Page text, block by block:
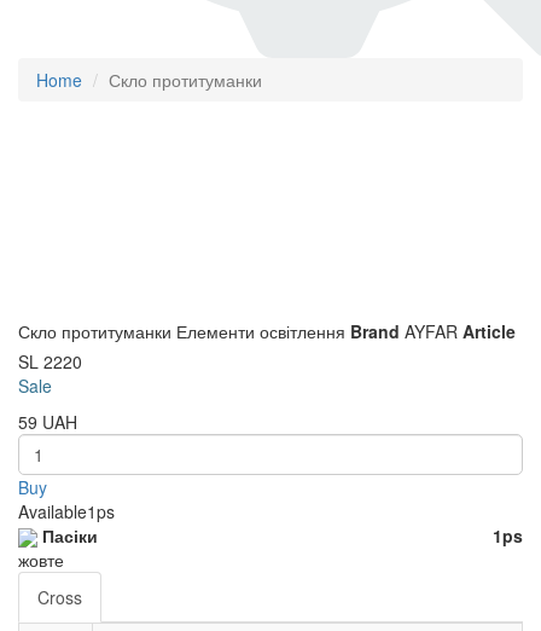
Home Скло протитуманки
Скло протитуманки Елементи освітлення Brand AYFAR Article
SL 2220
Sale
59 UAH
Buy
Available1ps
Пасіки
1ps
жовте
Cross